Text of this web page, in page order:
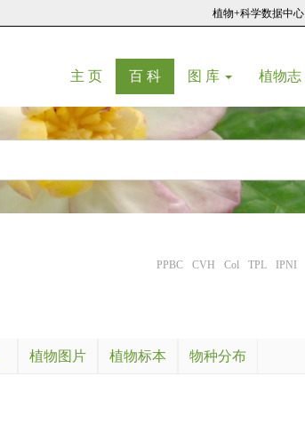
植物+科学数据中心
主 页(current)
百 科(current)
图 库 植物志
PPBC CVH Col TPL IPNI
植物图片 植物标本 物种分布